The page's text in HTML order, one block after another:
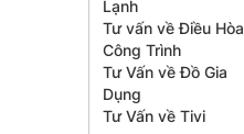
Lạnh
Tư vấn về Điều Hòa
Công Trình
Tư Vấn về Đồ Gia
Dụng
Tư Vấn về Tivi